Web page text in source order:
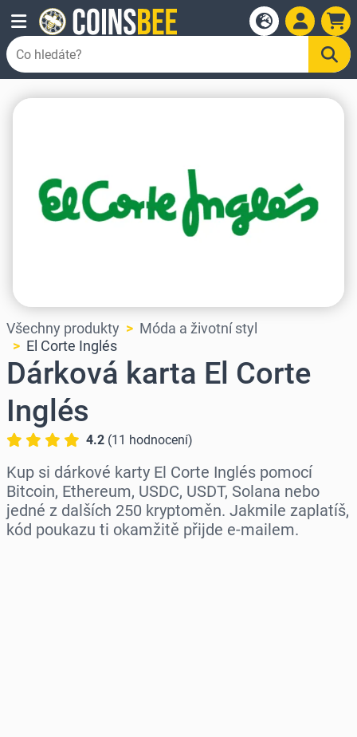
Všechny produkty
Móda a životní styl
El Corte Inglés
Dárková karta El Corte
Inglés
4.2 (11 hodnocení)
Kup si dárkové karty El Corte Inglés pomocí
Bitcoin, Ethereum, USDC, USDT, Solana nebo
jedné z dalších 250 kryptoměn. Jakmile zaplatíš,
kód poukazu ti okamžitě přijde e-mailem.